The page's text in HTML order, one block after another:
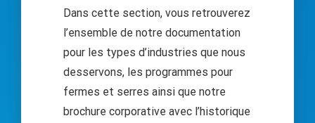
Dans cette section, vous retrouverez
l’ensemble de notre documentation
pour les types d’industries que nous
desservons, les programmes pour
fermes et serres ainsi que notre
brochure corporative avec l’historique